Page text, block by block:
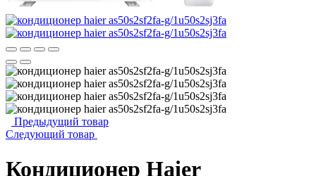
Предыдущий товар
Следующий товар
Кондиционер Haier